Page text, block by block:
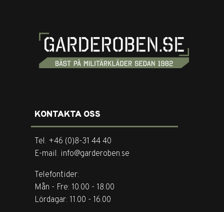
KONTAKTA OSS
Tel. +46 (0)8-31 44 40
E-mail. info@garderoben.se
Telefontider:
Mån - Fre: 10.00 - 18.00
Lördagar: 11.00 - 16.00